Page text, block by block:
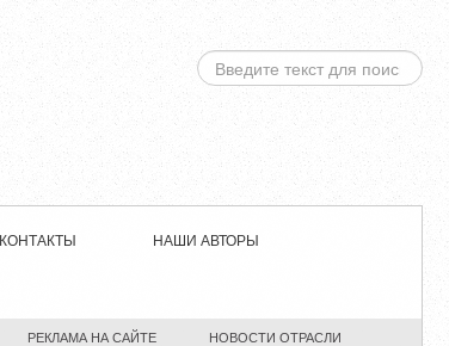
ИСКАТЬ...
КОНТАКТЫ НАШИ АВТОРЫ
РЕКЛАМА НА САЙТЕ НОВОСТИ ОТРАСЛИ